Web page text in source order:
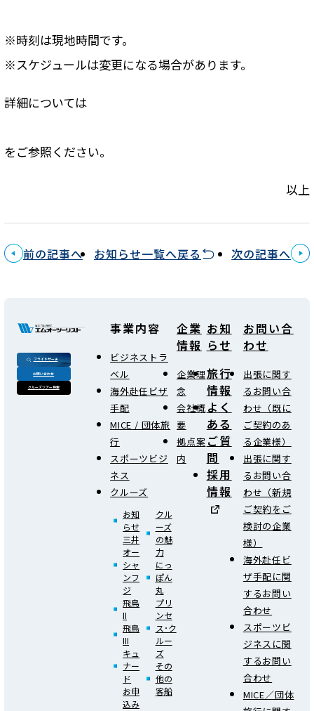
※時刻は現地時間です。
※スケジュールは変更になる場合があります。
詳細については
をご参照ください。
以上
前の記事へ お知らせ一覧へ戻る 次の記事へ
フライトサーチ
お問い合わせ
クルーズツアー検索
事業内容
ビジネストラ
ベル
海外赴任ビザ
手配
MICE / 団体旅
行
スポーツビジ
ネス
クルーズ
お知
らせ
三井
オー
シャ
ンフ
ジ
飛鳥
II
飛鳥
III
キュ
ナー
ド
お申
込み
クル
ーズ
の魅
力
にっ
ぽん
丸
プリ
ンセ
ス･ク
ルー
ズ
その
他の
客船
企業
情報
企業理
念
会社概
要
拠点案
内
お知
らせ
旅行
情報
よく
ある
ご質
問
採用
情報
お問い合
わせ
出張に関す
るお問い合
わせ（既に
ご契約のあ
る企業様）
出張に関す
るお問い合
わせ（新規
ご契約をご
検討の企業
様）
海外赴任ビ
ザ手配に関
するお問い
合わせ
スポーツビ
ジネスに関
するお問い
合わせ
MICE／団体